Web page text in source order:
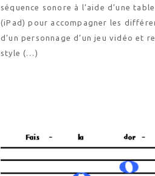
séquence sonore à l’aide d’une
(iPad) pour accompagner les
d’un personnage d’un jeu vidéo et
style (…)